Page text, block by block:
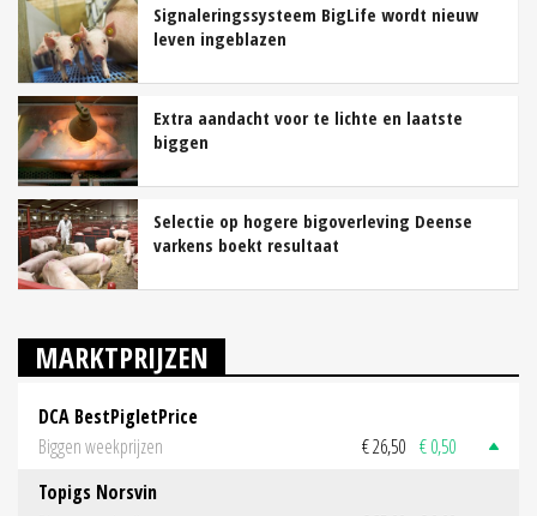
Signaleringssysteem BigLife wordt nieuw
leven ingeblazen
Extra aandacht voor te lichte en laatste
biggen
Selectie op hogere bigoverleving Deense
varkens boekt resultaat
MARKTPRIJZEN
DCA BestPigletPrice
Biggen weekprijzen
€ 26,50 € 0,50
Topigs Norsvin